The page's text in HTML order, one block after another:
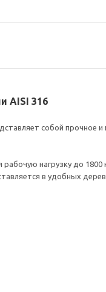
AISI 316
собой прочное
нагрузку до
в удобных